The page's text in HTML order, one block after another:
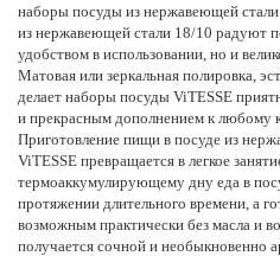
наборы посуды из нержавеющей
из нержавеющей стали 18/10 радуют
удобством в использовании, но и
Матовая или зеркальная полировка,
делает наборы посуды ViTESSE
и прекрасным дополнением к любому
Приготовление пищи в посуде из
ViTESSE превращается в легкое
термоаккумулирующему дну еда в
протяжении длительного времени, а
возможным практически без масла и
получается сочной и необыкновенно